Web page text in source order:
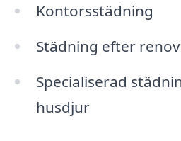
Kontorsstädning
Städning efter
Specialiserad
husdjur